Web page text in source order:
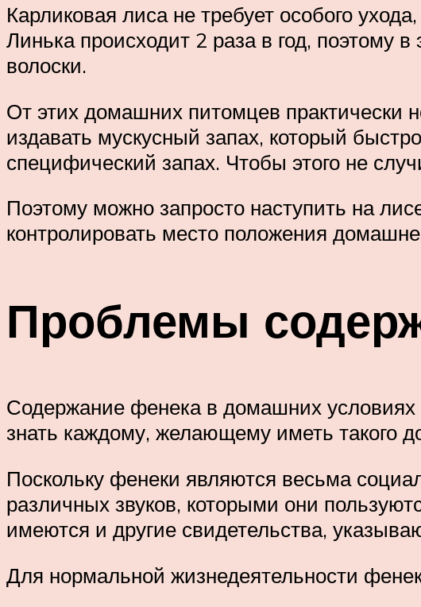
Карликовая лиса не требует особого
Линька происходит 2 раза в год, поэтому
волоски.
От этих домашних питомцев практически
издавать мускусный запах, который
специфический запах. Чтобы этого не
Поэтому можно запросто наступить на
контролировать место положения
Проблемы
Содержание фенека в домашних условиях
знать каждому, желающему иметь такого
Поскольку фенеки являются весьма
различных звуков, которыми они
имеются и другие свидетельства,
Для нормальной жизнедеятельности